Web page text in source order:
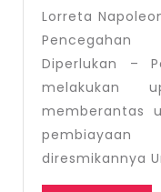
Lorreta
Pencegahan
Diperlukan –
melakukan
memberantas
diresmikannya